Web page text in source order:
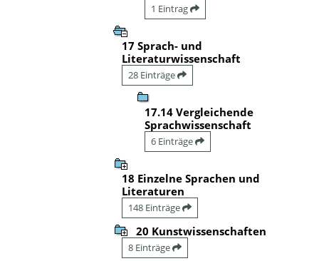
1 Eintrag
17 Sprach- und
Literaturwissenschaft
28 Einträge
17.14 Vergleichende
Sprachwissenschaft
6 Einträge
18 Einzelne Sprachen und
Literaturen
148 Einträge
20 Kunstwissenschaften
8 Einträge